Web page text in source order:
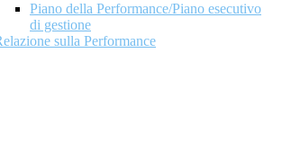
Piano della Performance/Piano esecutivo
di gestione
sulla Performance